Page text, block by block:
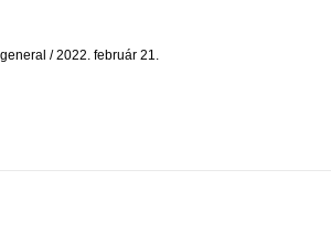
general 2022. február 21.